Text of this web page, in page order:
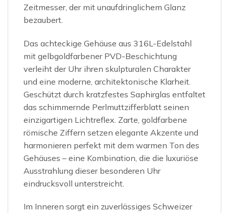
Zeitmesser, der mit unaufdringlichem Glanz
bezaubert.
Das achteckige Gehäuse aus 316L-Edelstahl
mit gelbgoldfarbener PVD-Beschichtung
verleiht der Uhr ihren skulpturalen Charakter
und eine moderne, architektonische Klarheit.
Geschützt durch kratzfestes Saphirglas entfaltet
das schimmernde Perlmuttzifferblatt seinen
einzigartigen Lichtreflex. Zarte, goldfarbene
römische Ziffern setzen elegante Akzente und
harmonieren perfekt mit dem warmen Ton des
Gehäuses – eine Kombination, die die luxuriöse
Ausstrahlung dieser besonderen Uhr
eindrucksvoll unterstreicht.
Im Inneren sorgt ein zuverlässiges Schweizer